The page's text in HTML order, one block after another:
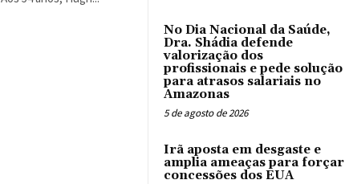
No Dia Nacional da Saúde,
Dra. Shádia defende
valorização dos
profissionais e pede solução
para atrasos salariais no
Amazonas
5 de agosto de 2026
Irã aposta em desgaste e
amplia ameaças para forçar
concessões dos EUA